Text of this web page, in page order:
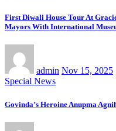
First Diwali House Tour At
Mayors With International
admin Nov 15, 2025
Special News
Govinda’s Heroine Anupma